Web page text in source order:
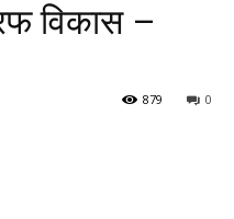
विकास –
0
879